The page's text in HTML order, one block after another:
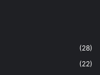
(28)
(22)